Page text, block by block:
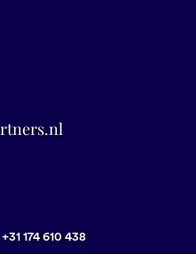
+31 174 610 438